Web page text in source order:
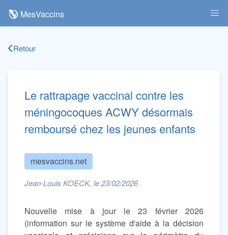
MesVaccins
Retour
Le rattrapage vaccinal contre les
méningocoques ACWY désormais
remboursé chez les jeunes enfants
mesvaccins.net
Jean-Louis KOECK, le 23/02/2026
Nouvelle mise à jour le 23 février 2026
(information sur le système d'aide à la décision